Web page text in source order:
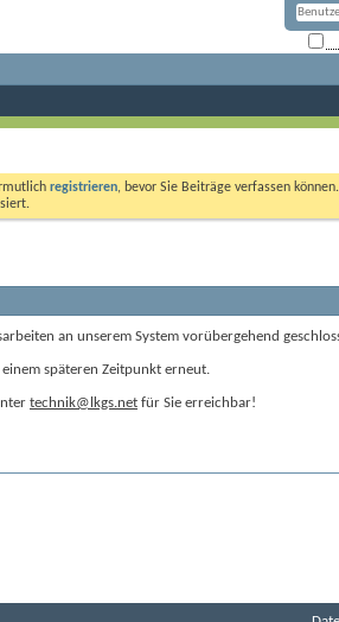
registrieren, bevor Sie Beiträge verfassen
an unserem System vorübergehend
einem späteren Zeitpunkt erneut.
technik@lkgs.net für Sie erreichbar!